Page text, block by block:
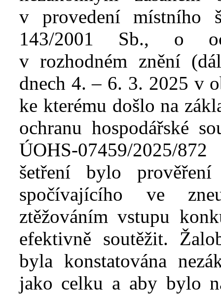
v
provedení místního
143/2001 Sb., o
v rozhodném znění
dnech 4. – 6. 3. 2025 v
ke kterému došlo na
ochranu hospodářské
ÚOHS-07459/2025/872
šetření bylo prověření
spočívajícího ve
ztěžováním vstupu
efektivně soutěžit.
byla konstatována
jako celku a aby bylo